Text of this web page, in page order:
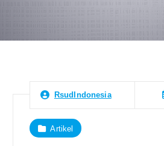
RsudIndonesia
Artikel